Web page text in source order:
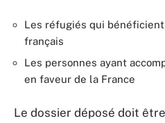
Les réfugiés qui
français
Les personnes ayant
en faveur de la France
Le dossier déposé doit